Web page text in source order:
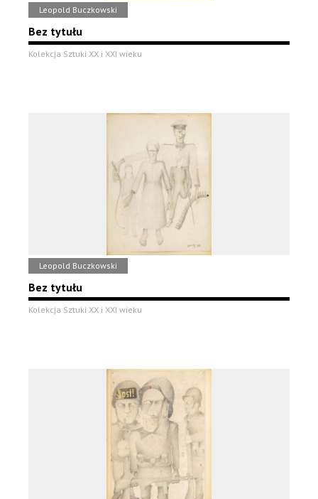
Leopold Buczkowski
Bez tytułu
Kolekcja Sztuki XX i XXI wieku
Leopold Buczkowski
Bez tytułu
Kolekcja Sztuki XX i XXI wieku